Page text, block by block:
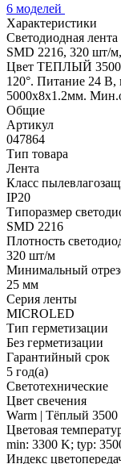
6 моделей
Характеристики
Светодиодная
SMD 2216, 320 шт/
Цвет ТЕПЛЫЙ
120°. Питание 24
5000x8x1.2мм.
Общие
Артикул
047864
Тип товара
Лента
Класс
IP20
Типоразмер
SMD 2216
Плотность
320 шт/м
Минимальный
25 мм
Серия ленты
MICROLED
Тип герметизации
Без герметизации
Гарантийный срок
5 год(а)
Светотехнические
Цвет свечения
Warm | Тёплый 3500
Цветовая
min: 3300 K; typ:
Индекс